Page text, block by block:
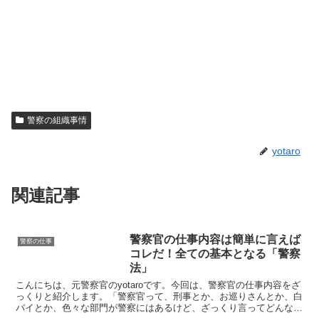
警察の組織事情
yotaro
関連記事
警察の仕事
警察官の仕事内容は簡単に言えば
コレだ！全ての基本となる「警察
法」
こんにちは、元警察官のyotaroです。今回は、警察官の仕事内容をざ
っくりと紹介します。「警察官って、刑事とか、お巡りさんとか、白
バイとか、色々な部門が警察にはあるけど、ざっくり言ってどんな仕